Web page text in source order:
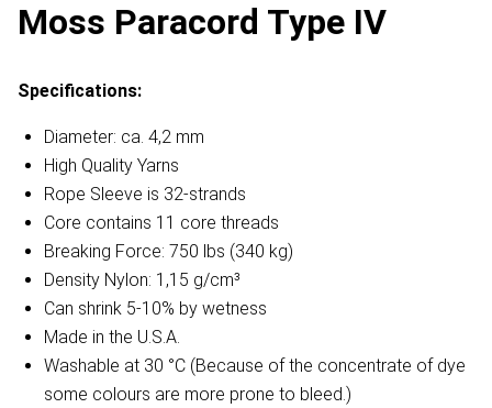
Moss Paracord Type IV
Specifications:
Diameter: ca. 4,2 mm
High Quality Yarns
Rope Sleeve is 32-strands
Core contains 11 core threads
Breaking Force: 750 lbs (340 kg)
Density Nylon: 1,15 g/cm³
Can shrink 5-10% by wetness
Made in the U.S.A.
Washable at 30 °C (Because of the concentrate of dye
some colours are more prone to bleed.)